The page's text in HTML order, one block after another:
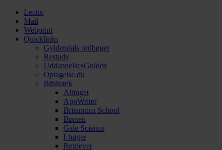
Lectio
Mail
Webprint
Quicklinks
Gyldendals ordbøger
Restudy
UddannelsesGuiden
Optagelse.dk
Bibliotek
Altinget
AppWriter
Britannica School
Børsen
Gale Science
I-bøger
Retriever